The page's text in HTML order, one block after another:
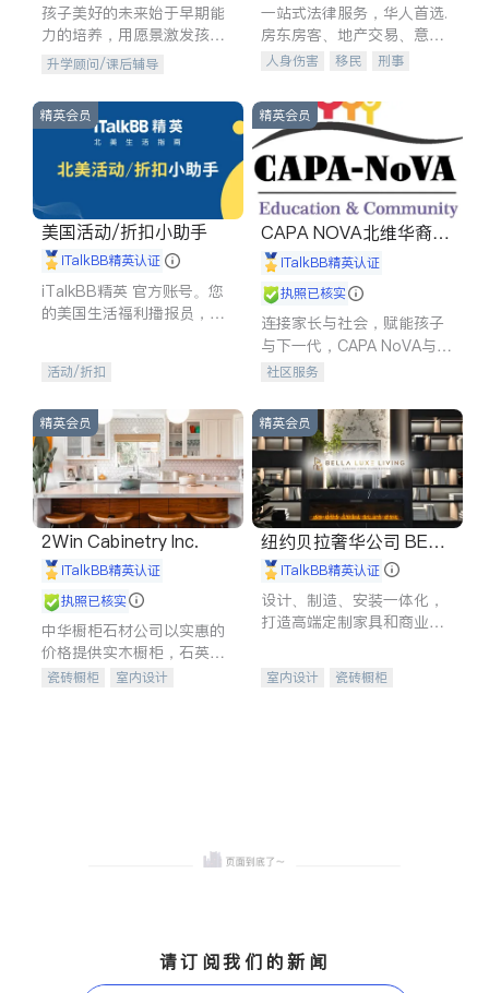
孩子美好的未来始于早期能
力的培养，用愿景激发孩子
的学习潜力和动力。理念：
拥有成长型心态是成功的基
石。
升学顾问/课后辅导
一站式法律服务，华人首选.
房东房客、地产交易、意外
伤害、车祸重伤、商业诉
建筑合同、刑事案件全包办
人身伤害 移民
刑事
信托/遗嘱
商业
索赔
律师-其它 保释
精英会员
美国活动/折扣小助手
iTalkBB精英认证
iTalkBB精英 官方账号。您
的美国生活福利播报员，精
专属福利。
活动/折扣
精英会员
CAPA NOVA北维华裔家
长会iTalkBB精英认证
执照已核实
连接家长与社会，赋能孩子
与下一代，CAPA NoVA与您
携手建设包容、公平、充满
社区服务
精英会员
2Win Cabinetry Inc.
iTalkBB精英认证
执照已核实
中华橱柜石材公司以实惠的
价格提供实木橱柜，石英石
台面，多种优质不锈钢水
瓷砖橱柜
室内设计
精英会员
纽约贝拉奢华公司 BELL
A LUXE
iTalkBB精英认证
设计、制造、安装一体化，
打造高端定制家具和商业空
室内设计
瓷砖橱柜
请订阅我们的新闻